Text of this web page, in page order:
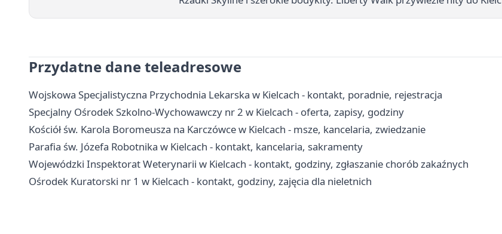
Przydatne dane teleadresowe
Wojskowa Specjalistyczna Przychodnia Lekarska w Kielcach - kontakt, poradnie, rejestracja
Specjalny Ośrodek Szkolno-Wychowawczy nr 2 w Kielcach - oferta, zapisy, godziny
Kościół św. Karola Boromeusza na Karczówce w Kielcach - msze, kancelaria, zwiedzanie
Parafia św. Józefa Robotnika w Kielcach - kontakt, kancelaria, sakramenty
Wojewódzki Inspektorat Weterynarii w Kielcach - kontakt, godziny, zgłaszanie chorób zakaźnych
Ośrodek Kuratorski nr 1 w Kielcach - kontakt, godziny, zajęcia dla nieletnich